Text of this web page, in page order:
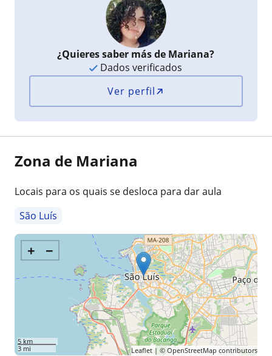
¿Quieres saber más de Mariana?
Dados verificados
Ver perfil
Zona de Mariana
Locais para os quais se desloca para dar aula
São Luís
+ −
5 km
3 mi
Leaflet| © OpenStreetMap contributors